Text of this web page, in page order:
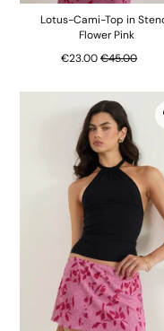
Lotus-Cami-Top in
Flower Pink
€23.00Regulärer
€45.00